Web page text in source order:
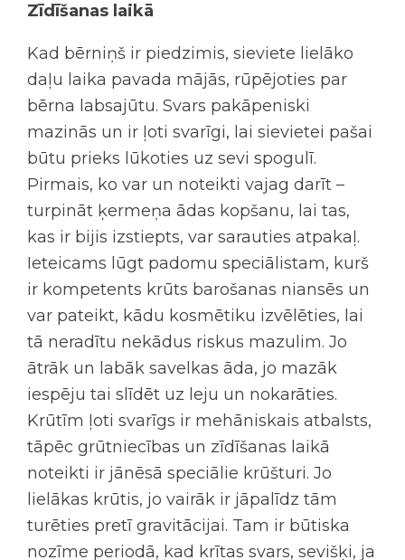
Zīdīšanas laikā
Kad bērniņš ir piedzimis, sieviete lielāko
daļu laika pavada mājās, rūpējoties par
bērna labsajūtu. Svars pakāpeniski
mazinās un ir ļoti svarīgi, lai sievietei pašai
būtu prieks lūkoties uz sevi spogulī.
Pirmais, ko var un noteikti vajag darīt –
turpināt ķermeņa ādas kopšanu, lai tas,
kas ir bijis izstiepts, var sarauties atpakaļ.
Ieteicams lūgt padomu speciālistam, kurš
ir kompetents krūts barošanas niansēs un
var pateikt, kādu kosmētiku izvēlēties, lai
tā neradītu nekādus riskus mazulim. Jo
ātrāk un labāk savelkas āda, jo mazāk
iespēju tai slīdēt uz leju un nokarāties.
Krūtīm ļoti svarīgs ir mehāniskais atbalsts,
tāpēc grūtniecības un zīdīšanas laikā
noteikti ir jānēsā speciālie krūšturi. Jo
lielākas krūtis, jo vairāk ir jāpalīdz tām
turēties pretī gravitācijai. Tam ir būtiska
nozīme periodā, kad krītas svars, sevišķi, ja